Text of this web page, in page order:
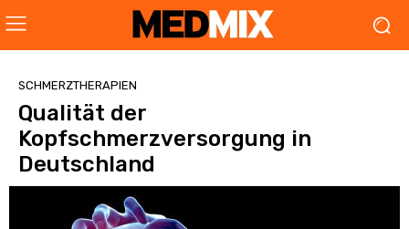
SCHMERZTHERAPIEN
Qualität der
Kopfschmerzversorgung in
Deutschland